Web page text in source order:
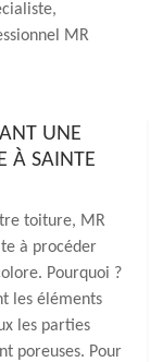
MR
UNE
À SAINTE
toiture, MR
à procéder
Pourquoi ?
les éléments
les parties
poreuses. Pour